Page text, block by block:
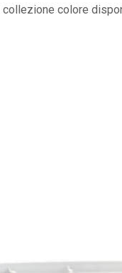
colore